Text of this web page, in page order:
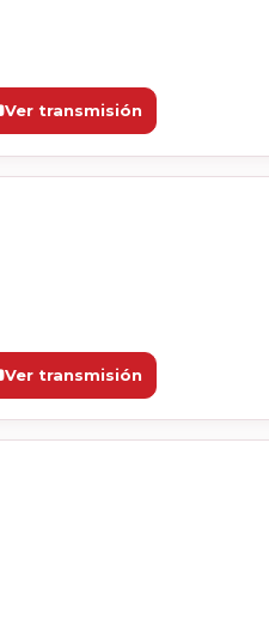
Ver transmisión
Ver transmisión